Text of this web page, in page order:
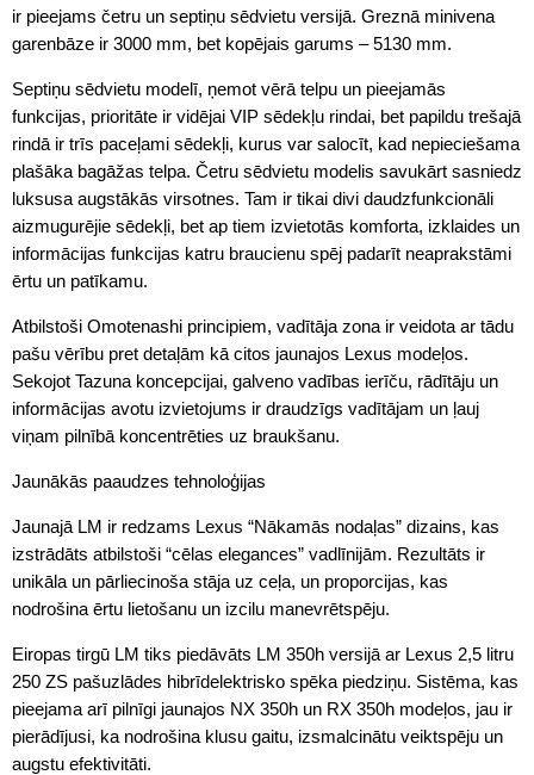
ir pieejams četru un septiņu sēdvietu versijā. Greznā minivena
garenbāze ir 3000 mm, bet kopējais garums – 5130 mm.
Septiņu sēdvietu modelī, ņemot vērā telpu un pieejamās
funkcijas, prioritāte ir vidējai VIP sēdekļu rindai, bet papildu trešajā
rindā ir trīs paceļami sēdekļi, kurus var salocīt, kad nepieciešama
plašāka bagāžas telpa. Četru sēdvietu modelis savukārt sasniedz
luksusa augstākās virsotnes. Tam ir tikai divi daudzfunkcionāli
aizmugurējie sēdekļi, bet ap tiem izvietotās komforta, izklaides un
informācijas funkcijas katru braucienu spēj padarīt neaprakstāmi
ērtu un patīkamu.
Atbilstoši Omotenashi principiem, vadītāja zona ir veidota ar tādu
pašu vērību pret detaļām kā citos jaunajos Lexus modeļos.
Sekojot Tazuna koncepcijai, galveno vadības ierīču, rādītāju un
informācijas avotu izvietojums ir draudzīgs vadītājam un ļauj
viņam pilnībā koncentrēties uz braukšanu.
Jaunākās paaudzes tehnoloģijas
Jaunajā LM ir redzams Lexus “Nākamās nodaļas” dizains, kas
izstrādāts atbilstoši “cēlas elegances” vadlīnijām. Rezultāts ir
unikāla un pārliecinoša stāja uz ceļa, un proporcijas, kas
nodrošina ērtu lietošanu un izcilu manevrētspēju.
Eiropas tirgū LM tiks piedāvāts LM 350h versijā ar Lexus 2,5 litru
250 ZS pašuzlādes hibrīdelektrisko spēka piedziņu. Sistēma, kas
pieejama arī pilnīgi jaunajos NX 350h un RX 350h modeļos, jau ir
pierādījusi, ka nodrošina klusu gaitu, izsmalcinātu veiktspēju un
augstu efektivitāti.